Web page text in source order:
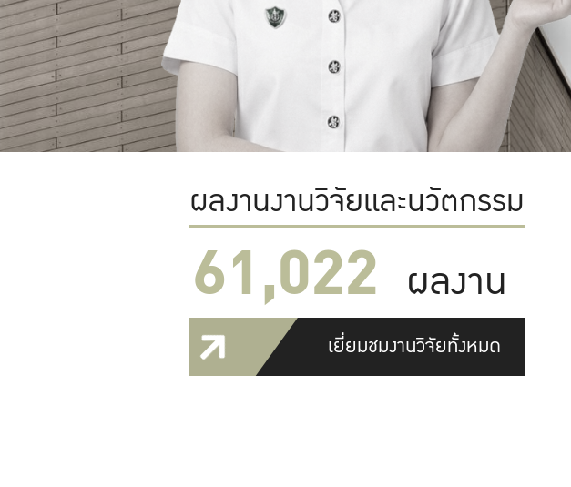
ผลงานงานวิจัยและนวัตกรรม
61,022 ผลงาน
เยี่ยมชมงานวิจัยทั้งหมด